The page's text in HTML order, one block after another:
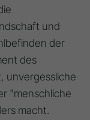
und
der
des
unvergessliche
"menschliche
macht.